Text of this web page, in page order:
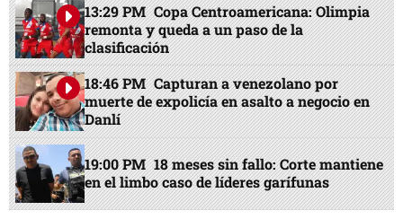
13:29 PM Copa Centroamericana: Olimpia
remonta y queda a un paso de la
clasificación
18:46 PM Capturan a venezolano por
muerte de expolicía en asalto a negocio en
Danlí
19:00 PM 18 meses sin fallo: Corte mantiene
en el limbo caso de líderes garífunas